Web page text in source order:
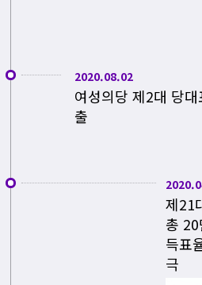
2020.08.02
여성의당 제2대 당
출
제21
총
득표
극